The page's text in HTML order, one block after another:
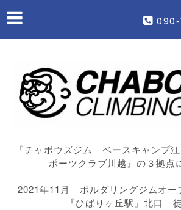
『チャボウズジム ベースキャンプ
ポーツクラブ川越』の３拠点
2021年11月 ボルダリングジムオ
『ひばりヶ丘駅』北口